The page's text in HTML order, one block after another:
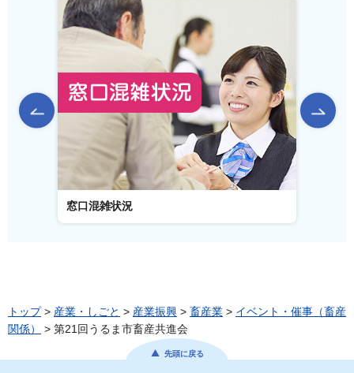
前のスライドを表示
窓口混雑状況
トップ> 産業・しごと > 産業振興 > 畜産業 > イベント・催事（畜産
関係）
> 第21回うるま市畜産共進会
先頭に戻る